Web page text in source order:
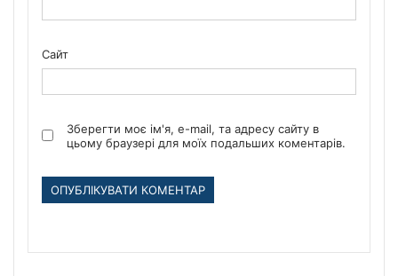
Сайт
Зберегти моє ім'я, e-mail, та адресу сайту в
цьому браузері для моїх подальших коментарів.